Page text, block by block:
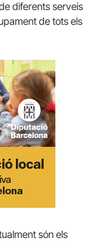
diferents serveis
de tots els
són els